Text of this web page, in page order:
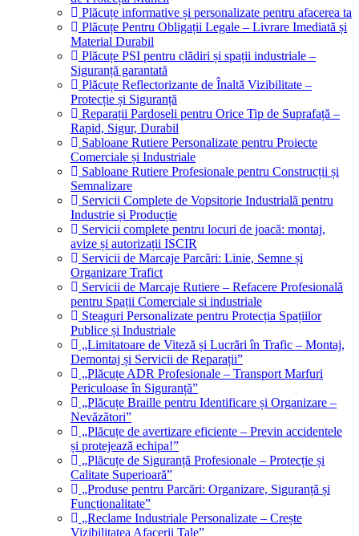
Plăcuțe informative și personalizate pentru afacerea ta
Plăcuțe Pentru Obligații Legale – Livrare Imediată și
Material Durabil
Plăcuțe PSI pentru clădiri și spații industriale –
Siguranță garantată
Plăcuțe Reflectorizante de Înaltă Vizibilitate –
Protecție și Siguranță
Reparații Pardoseli pentru Orice Tip de Suprafață –
Rapid, Sigur, Durabil
Sabloane Rutiere Personalizate pentru Proiecte
Comerciale și Industriale
Sabloane Rutiere Profesionale pentru Construcții și
Semnalizare
Servicii Complete de Vopsitorie Industrială pentru
Industrie și Producție
Servicii complete pentru locuri de joacă: montaj,
avize și autorizații ISCIR
Servicii de Marcaje Parcări: Linie, Semne și
Organizare Trafict
Servicii de Marcaje Rutiere – Refacere Profesională
pentru Spații Comerciale si industriale
Steaguri Personalizate pentru Protecția Spațiilor
Publice și Industriale
„Limitatoare de Viteză și Lucrări în Trafic – Montaj,
Demontaj și Servicii de Reparații”
„Plăcuțe ADR Profesionale – Transport Marfuri
Periculoase în Siguranță”
„Plăcuțe Braille pentru Identificare și Organizare –
Nevăzători”
„Plăcuțe de avertizare eficiente – Previn accidentele
și protejează echipa!”
„Plăcuțe de Siguranță Profesionale – Protecție și
Calitate Superioară”
„Produse pentru Parcări: Organizare, Siguranță și
Funcționalitate”
„Reclame Industriale Personalizate – Crește
Vizibilitatea Afacerii Tale”